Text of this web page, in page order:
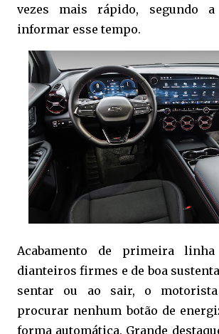
vezes mais rápido, segundo
informar esse tempo.
Acabamento de primeira
dianteiros firmes e de boa
sentar ou ao sair, o
procurar nenhum botão de
forma automática. Grande